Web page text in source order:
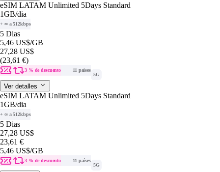
eSIM LATAM Unlimited 5Days Standard
1GB/dia
+ ∞ a 512kbps
5 Dias
5,46 US$/GB
27,28 US$
(23,61 €)
3 % de descuento
11 países
5G
Ver detalles
eSIM LATAM Unlimited 5Days Standard
1GB/dia
+ ∞ a 512kbps
5 Dias
27,28 US$
23,61 €
5,46 US$/GB
3 % de descuento
11 países
5G